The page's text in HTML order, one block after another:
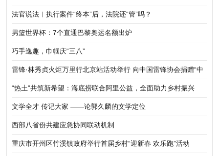
法官说法︱执行案件“终本”后，法院还“管”吗？
男篮世界杯：7个直通巴黎奥运名额出炉
巧手逸趣，巾帼庆“三八”
雷锋·林秀贞火炬万里行北京站活动举行 向中国雷锋协会捐赠“中
华五福吉神”作品
“热土”共筑新希望：海底捞联合阿里公益，全面助力乡村振兴
文学全才 传记大家 ——论郭久麟的文学定位
西部八省份共建应急协同联动机制
重庆市开州区竹溪镇政府举行首届乡村“迎新春 欢乐跑”活动